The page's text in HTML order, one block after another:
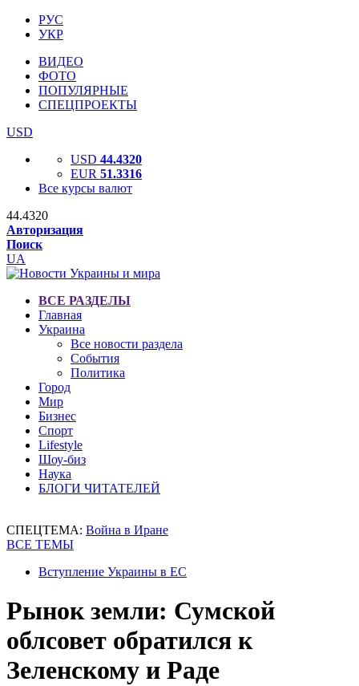
РУС
УКР
ВИДЕО
ФОТО
ПОПУЛЯРНЫЕ
СПЕЦПРОЕКТЫ
USD
USD 44.4320
EUR 51.3316
Все курсы валют
44.4320
Авторизация
Поиск
UA
ВСЕ РАЗДЕЛЫ
Главная
Украина
Все новости раздела
События
Политика
Город
Мир
Бизнес
Спорт
Lifestyle
Шоу-биз
Наука
БЛОГИ ЧИТАТЕЛЕЙ
СПЕЦТЕМА: Война в Иране
ВСЕ ТЕМЫ
Вступление Украины в ЕС
Рынок земли: Сумской
облсовет обратился к
Зеленскому и Раде